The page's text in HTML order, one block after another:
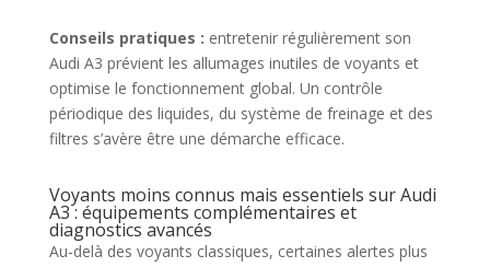
Conseils pratiques : entretenir régulièrement son
Audi A3 prévient les allumages inutiles de voyants et
optimise le fonctionnement global. Un contrôle
périodique des liquides, du système de freinage et des
filtres s’avère être une démarche efficace.
Voyants moins connus mais essentiels sur Audi
A3 : équipements complémentaires et
diagnostics avancés
Au-delà des voyants classiques, certaines alertes plus